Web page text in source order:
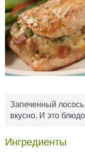
Запеченный лосось
вкусно. И это
Ингредиенты